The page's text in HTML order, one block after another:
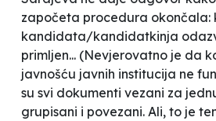
započeta procedura okončala:
kandidata/kandidatkinja
primljen... (Nevjerovatno je da
javnošću javnih institucija ne
su svi dokumenti vezani za
grupisani i povezani. Ali, to je